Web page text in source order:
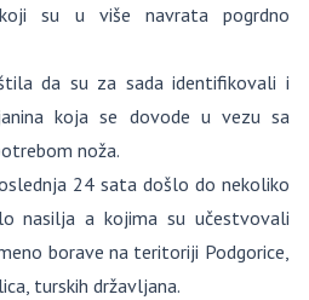
su u više navrata pogrdno
da su za sada identifikovali i
koja se dovode u vezu sa
noža.
24 sata došlo do nekoliko
nasilja a kojima su učestvovali
borave na teritoriji Podgorice,
turskih državljana.